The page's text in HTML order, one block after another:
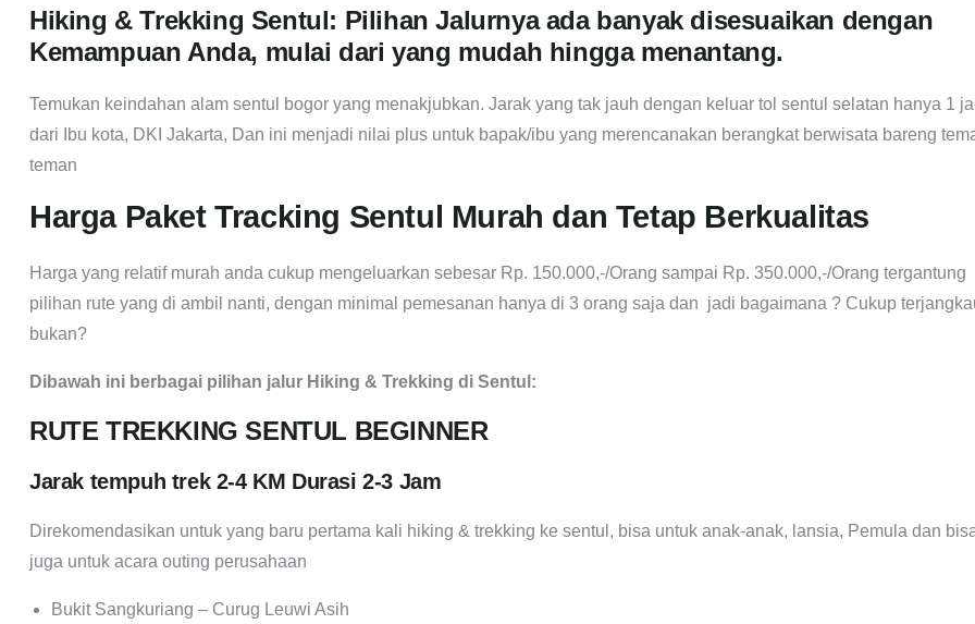
Hiking & Trekking Sentul: Pilihan Jalurnya ada banyak disesuaikan dengan
Kemampuan Anda, mulai dari yang mudah hingga menantang.
Temukan keindahan alam sentul bogor yang menakjubkan. Jarak yang tak jauh dengan keluar tol sentul selatan hanya 1
dari Ibu kota, DKI Jakarta, Dan ini menjadi nilai plus untuk bapak/ibu yang merencanakan berangkat berwisata bareng
teman
Harga Paket Tracking Sentul Murah dan Tetap Berkualitas
Harga yang relatif murah anda cukup mengeluarkan sebesar Rp. 150.000,-/Orang sampai Rp. 350.000,-/Orang tergantung
pilihan rute yang di ambil nanti, dengan minimal pemesanan hanya di 3 orang saja dan jadi bagaimana ? Cukup
bukan?
Dibawah ini berbagai pilihan jalur Hiking & Trekking di Sentul:
RUTE TREKKING SENTUL BEGINNER
Jarak tempuh trek 2-4 KM Durasi 2-3 Jam
Direkomendasikan untuk yang baru pertama kali hiking & trekking ke sentul, bisa untuk anak-anak, lansia, Pemula dan
juga untuk acara outing perusahaan
Bukit Sangkuriang – Curug Leuwi Asih